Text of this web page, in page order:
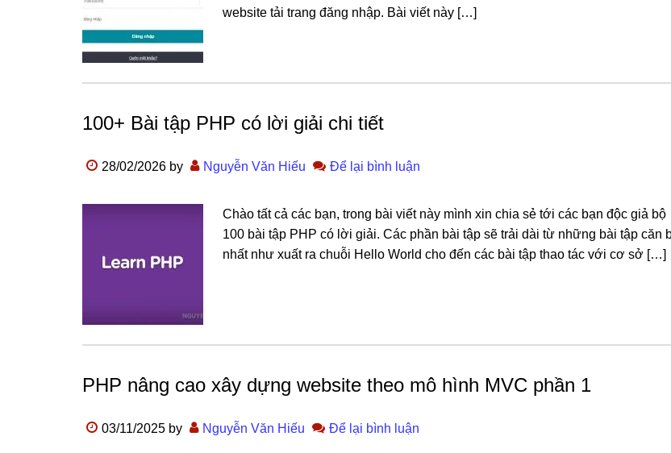
website tải trang đăng nhập. Bài viết này […]
100+ Bài tập PHP có lời giải chi tiết
28/02/2026 by Nguyễn Văn Hiếu Để lại bình luận
Chào tất cả các bạn, trong bài viết này mình xin chia sẻ tới các bạn độc giả bộ
100 bài tập PHP có lời giải. Các phần bài tập sẽ trải dài từ những bài tập căn
nhất như xuất ra chuỗi Hello World cho đến các bài tập thao tác với cơ sở […]
PHP nâng cao xây dựng website theo mô hình MVC phần 1
03/11/2025 by Nguyễn Văn Hiếu Để lại bình luận